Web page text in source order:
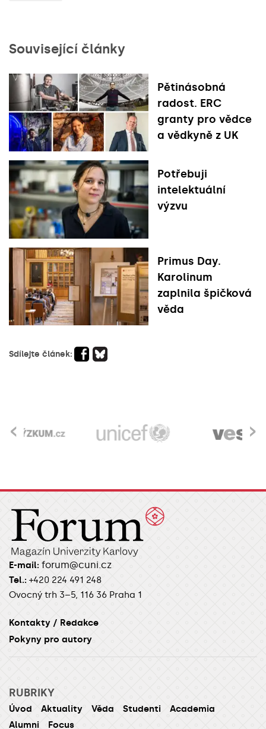
Související články
Pětinásobná
radost. ERC
granty pro vědce
a vědkyně z UK
Potřebuji
intelektuální
výzvu
Primus Day.
Karolinum
zaplnila špičková
věda
Sdílejte článek:
›
‹
E-mail: forum@cuni.cz
Tel.: +420 224 491 248
Ovocný trh 3–5, 116 36 Praha 1
Kontakty / Redakce
Pokyny pro autory
RUBRIKY
Úvod Aktuality Věda Studenti
Academia
Alumni
Focus